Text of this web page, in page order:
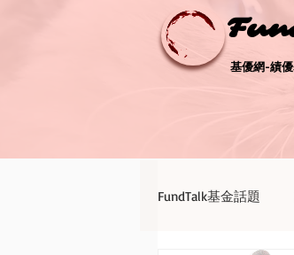
基優網-績
基優網-績
FundTalk基金話題